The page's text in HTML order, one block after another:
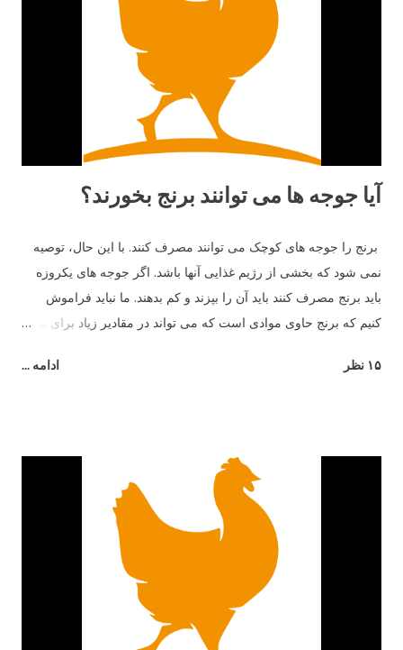
ميرقصد. ١٤- مرغ هاي مادر معلمان خوبي هستند. آن ها مي توانند به
جوجه هاي خود بياموزند چه چيزهايي براي خوردن خوب و يا بد است و
از بعضي دانه هايي كه رنگ هايشان را مي شناسند و براي آن ها بد
است دوري كنند. ١٥- بهترين دوست آن ها حمام خاك است. آن ها
آیا جوجه ها می توانند برنج بخورند؟
برنج را جوجه های کوچک می توانند مصرف کنند. با این حال، توصیه
نمی شود که بخشی از رژیم غذایی آنها باشد. اگر جوجه های یکروزه
باید برنج مصرف کنند باید آن را بپزند و کم بدهند. ما نباید فراموش
کنیم که برنج حاوی موادی است که می تواند در مقادیر زیاد برای مرغ
۱۵ نظر ادامه ...